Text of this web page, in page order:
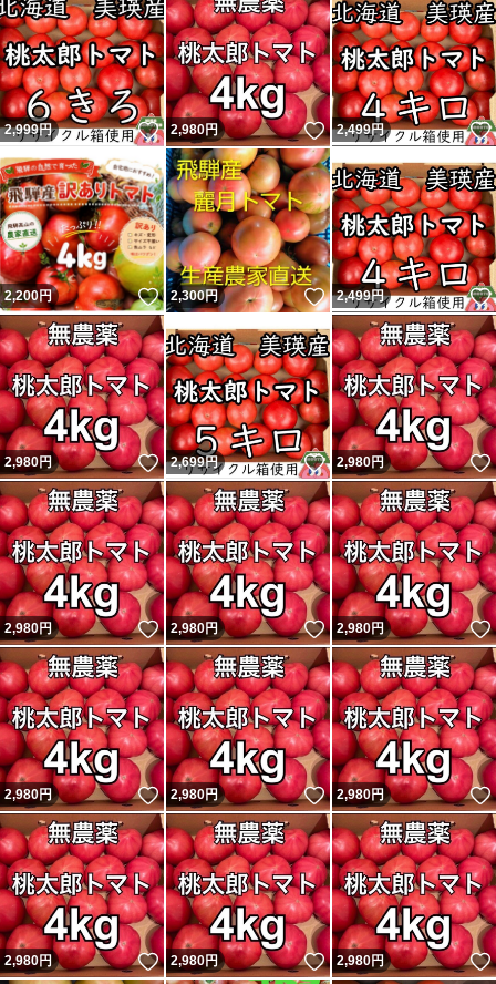
2,999円 いいね！
2,980円 いいね！
2,499円
2,200円 いいね！
2,300円 いいね！
2,499円
2,980円 いいね！
2,699円 いいね！
2,980円
2,980円 いいね！
2,980円 いいね！
2,980円
2,980円 いいね！
2,980円 いいね！
2,980円
2,980円 いいね！
2,980円 いいね！
2,980円